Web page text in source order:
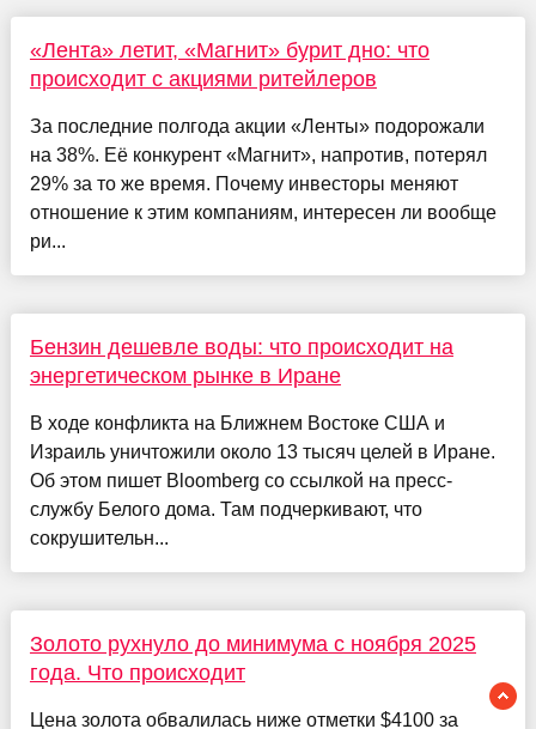
«Лента» летит, «Магнит» бурит дно: что
происходит с акциями ритейлеров
За последние полгода акции «Ленты» подорожали
на 38%. Её конкурент «Магнит», напротив, потерял
29% за то же время. Почему инвесторы меняют
отношение к этим компаниям, интересен ли вообще
ри...
Бензин дешевле воды: что происходит на
энергетическом рынке в Иране
В ходе конфликта на Ближнем Востоке США и
Израиль уничтожили около 13 тысяч целей в Иране.
Об этом пишет Bloomberg со ссылкой на пресс-
службу Белого дома. Там подчеркивают, что
сокрушительн...
Золото рухнуло до минимума с ноября 2025
года. Что происходит
Цена золота обвалилась ниже отметки $4100 за